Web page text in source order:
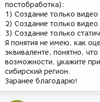
постобработка):
1) Создание только
2) Создание только
3) Создание только
Я понятия не имею, как
эквиваленте, понятно,
возможности, укажите
сибирский регион.
Заранее благодарю!